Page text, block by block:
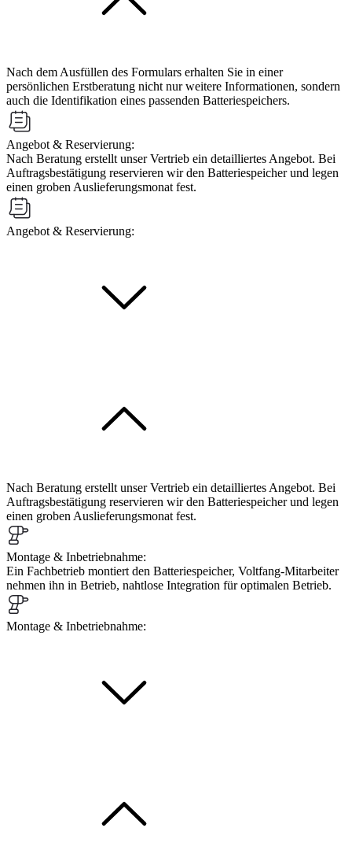
Nach dem Ausfüllen des Formulars erhalten Sie in einer
persönlichen Erstberatung nicht nur weitere Informationen, sondern
auch die Identifikation eines passenden Batteriespeichers.
Angebot & Reservierung:
Nach Beratung erstellt unser Vertrieb ein detailliertes Angebot. Bei
Auftragsbestätigung reservieren wir den Batteriespeicher und legen
einen groben Auslieferungsmonat fest.
Angebot & Reservierung:
Nach Beratung erstellt unser Vertrieb ein detailliertes Angebot. Bei
Auftragsbestätigung reservieren wir den Batteriespeicher und legen
einen groben Auslieferungsmonat fest.
Montage & Inbetriebnahme:
Ein Fachbetrieb montiert den Batteriespeicher, Voltfang-Mitarbeiter
nehmen ihn in Betrieb, nahtlose Integration für optimalen Betrieb.
Montage & Inbetriebnahme: